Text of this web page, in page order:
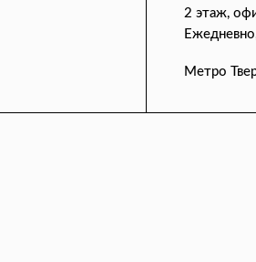
2 этаж,
Метро